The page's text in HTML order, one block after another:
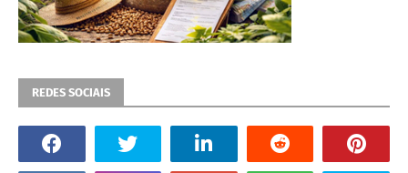
REDES SOCIAIS